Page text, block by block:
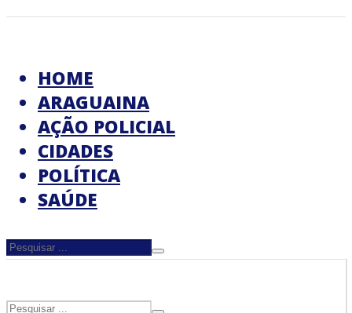
HOME
ARAGUAINA
AÇÃO POLICIAL
CIDADES
POLÍTICA
SAÚDE